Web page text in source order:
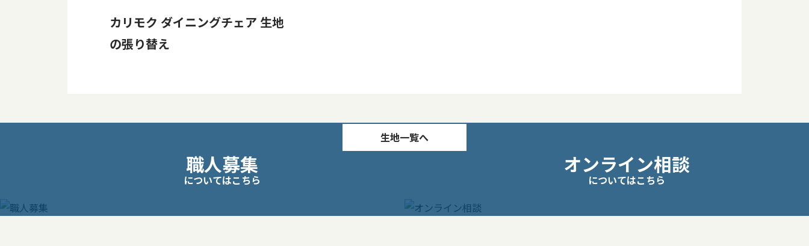
カリモク ダイニングチェア 生地
の張り替え
生地一覧へ
職人募集
についてはこちら
オンライン相談
についてはこちら